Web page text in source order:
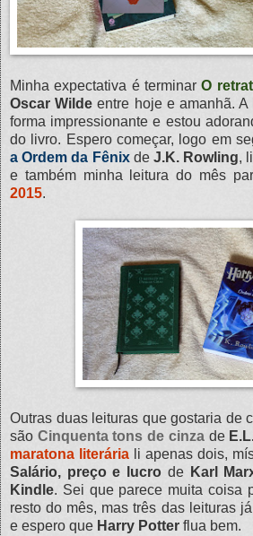
Minha expectativa é terminarO
Oscar Wilde entre hoje e amanhã.
forma impressionante e estou
do livro. Espero começar, logo em
a Ordem da Fênixde J.K. Rowling,
e também minha leitura do mês
2015.
Outras duas leituras que gostaria de
são Cinquenta tons de cinzade
maratona literária li apenas dois,
Salário, preço e lucro de Karl
Kindle. Sei que parece muita coisa
resto do mês, mas três das leituras
e espero que Harry Potter flua bem.